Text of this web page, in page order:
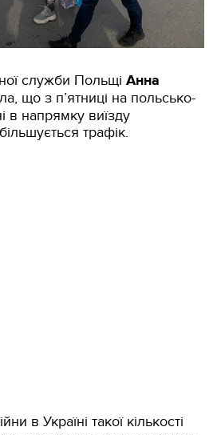
служби ПольщіАнна
що з п’ятниці на польсько-
в напрямку виїзду
трафік.
в Україні такої кількості